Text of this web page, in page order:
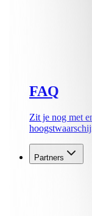
FAQ
Zit je nog met
Partners